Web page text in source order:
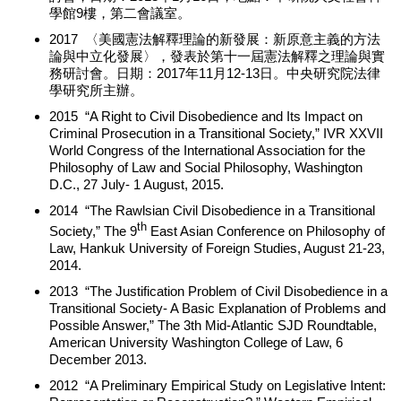
學館9樓，第二會議室。
2017 〈美國憲法解釋理論的新發展：新原意主義的方法
論與中立化發展〉，發表於第十一屆憲法解釋之理論與實
務研討會。日期：2017年11月12-13日。中央研究院法律
學研究所主辦。
2015 “A Right to Civil Disobedience and Its Impact on
Criminal Prosecution in a Transitional Society,” IVR XXVII
World Congress of the International Association for the
Philosophy of Law and Social Philosophy, Washington
D.C., 27 July- 1 August, 2015.
2014 “The Rawlsian Civil Disobedience in a Transitional
Society,” The 9thEast Asian Conference on Philosophy of
Law, Hankuk University of Foreign Studies, August 21-23,
2014.
2013 “The Justification Problem of Civil Disobedience in a
Transitional Society- A Basic Explanation of Problems and
Possible Answer,” The 3th Mid-Atlantic SJD Roundtable,
American University Washington College of Law, 6
December 2013.
2012 “A Preliminary Empirical Study on Legislative Intent: